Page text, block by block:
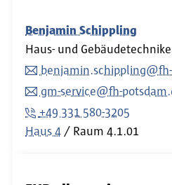
Benjamin Schippling
Haus- und
gm-service@fh-
+49 331 580-3205
Haus 4
Raum 4.1.01